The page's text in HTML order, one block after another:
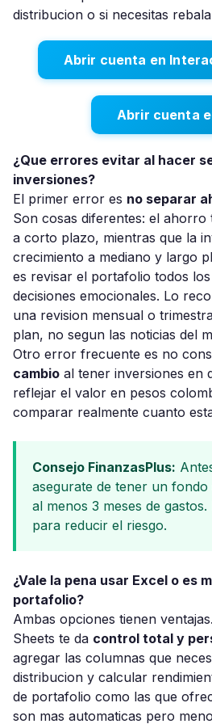
distribucion o si necesitas
Abrir cuenta en
Abrir cuenta
¿Que errores evitar al hacer
inversiones?
El primer error es no separar
Son cosas diferentes: el ahorro
a corto plazo, mientras que la
crecimiento a mediano y largo
es revisar el portafolio todos
decisiones emocionales. Lo
una revision mensual o
plan, no segun las noticias del
Otro error frecuente es no
cambio al tener inversiones en
reflejar el valor en pesos
comparar realmente cuanto
Consejo FinanzasPlus:
asegurate de tener un fondo
al menos 3 meses de
para reducir el riesgo.
¿Vale la pena usar Excel o es
portafolio?
Ambas opciones tienen
Sheets te da control total y
agregar las columnas que
distribucion y calcular
de portafolio como las que
son mas automaticas pero